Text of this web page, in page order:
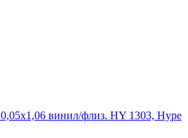
винил/флиз. HY 1303, Hype